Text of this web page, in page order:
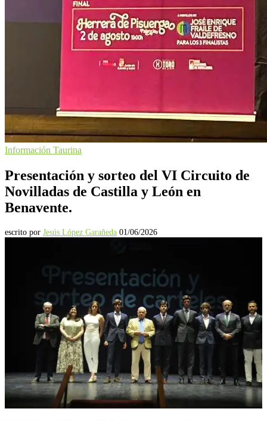
Información Taurina
Presentación y sorteo del VI Circuito de
Novilladas de Castilla y León en
Benavente.
escrito por Jesús López Garañeda 01/06/2026